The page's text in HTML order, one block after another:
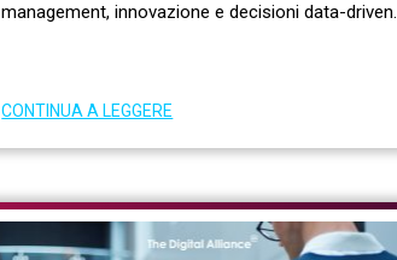
management, innovazione e decisioni data-driven.
CONTINUA A LEGGERE